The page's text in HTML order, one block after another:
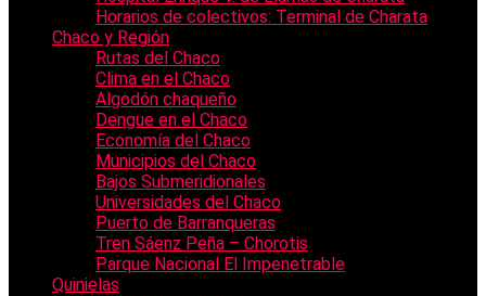
Horarios de colectivos: Terminal de Charata
Chaco y Región
Rutas del Chaco
Clima en el Chaco
Algodón chaqueño
Dengue en el Chaco
Economía del Chaco
Municipios del Chaco
Bajos Submeridionales
Universidades del Chaco
Puerto de Barranqueras
Tren Sáenz Peña – Chorotis
Parque Nacional El Impenetrable
Quinielas